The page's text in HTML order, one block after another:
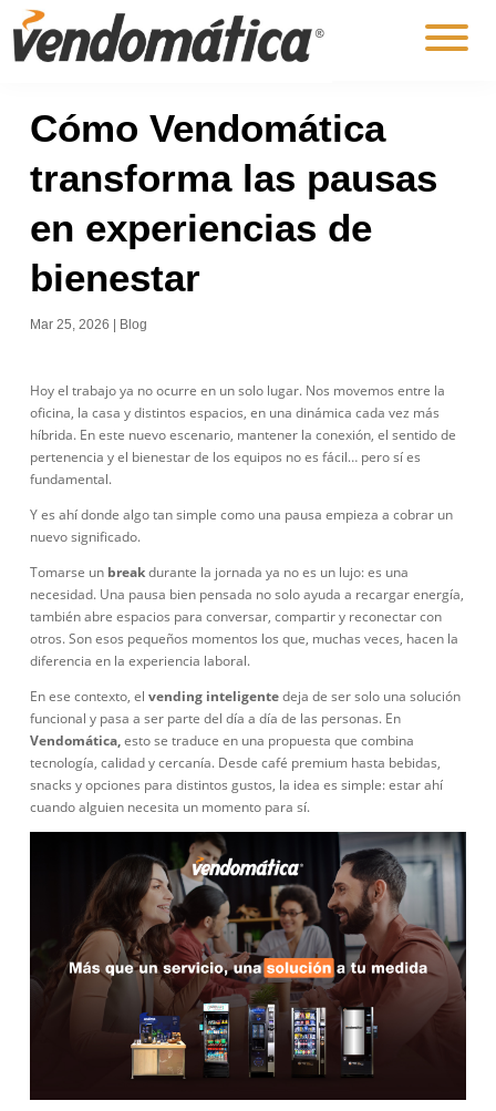
Cómo Vendomática
transforma las pausas
en experiencias de
bienestar
Mar 25, 2026 Blog
Hoy el trabajo ya no ocurre en un solo lugar. Nos movemos entre la
oficina, la casa y distintos espacios, en una dinámica cada vez más
híbrida. En este nuevo escenario, mantener la conexión, el sentido de
pertenencia y el bienestar de los equipos no es fácil… pero sí es
fundamental.
Y es ahí donde algo tan simple como una pausa empieza a cobrar un
nuevo significado.
Tomarse un breakdurante la jornada ya no es un lujo: es una
necesidad. Una pausa bien pensada no solo ayuda a recargar energía,
también abre espacios para conversar, compartir y reconectar con
otros. Son esos pequeños momentos los que, muchas veces, hacen la
diferencia en la experiencia laboral.
En ese contexto, el vending inteligentedeja de ser solo una solución
funcional y pasa a ser parte del día a día de las personas. En
Vendomática,esto se traduce en una propuesta que combina
tecnología, calidad y cercanía. Desde café premium hasta bebidas,
snacks y opciones para distintos gustos, la idea es simple: estar ahí
cuando alguien necesita un momento para sí.